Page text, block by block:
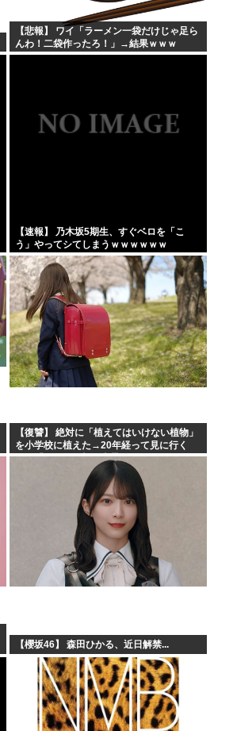
【悲報】 ワイ「ラーメン一袋だけじゃ足ら
んわ！二袋作ったろ！」→結果ｗｗｗ
【速報】 乃木坂5期生、すぐベロを「こ
う」やってシてしまうｗｗｗｗｗｗ
【復讐】 絶対に「植えてはいけない植物」
を小学校に植えた→20年経って見に行く
と…「！？」衝撃の光景が・・・
【櫻坂46】 森田ひかる、近日解禁...